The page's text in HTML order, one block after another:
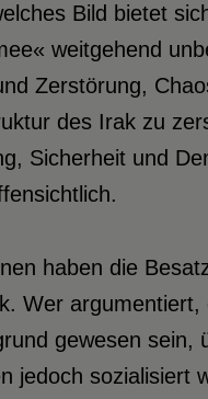
Bild bietet
weitgehend
Zerstörung,
des Irak zu
Sicherheit und
haben die
Wer
gewesen sein,
jedoch sozialisiert